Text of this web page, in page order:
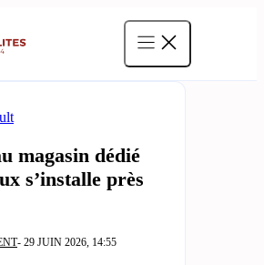
magasin dédié
s’installe près
- 29 JUIN 2026, 14:55